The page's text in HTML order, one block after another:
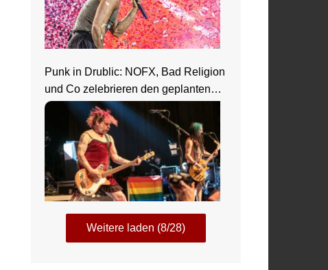
Punk in Drublic: NOFX, Bad Religion
und Co zelebrieren den geplanten
Ausnahmezustand
Weitere laden (8/28)